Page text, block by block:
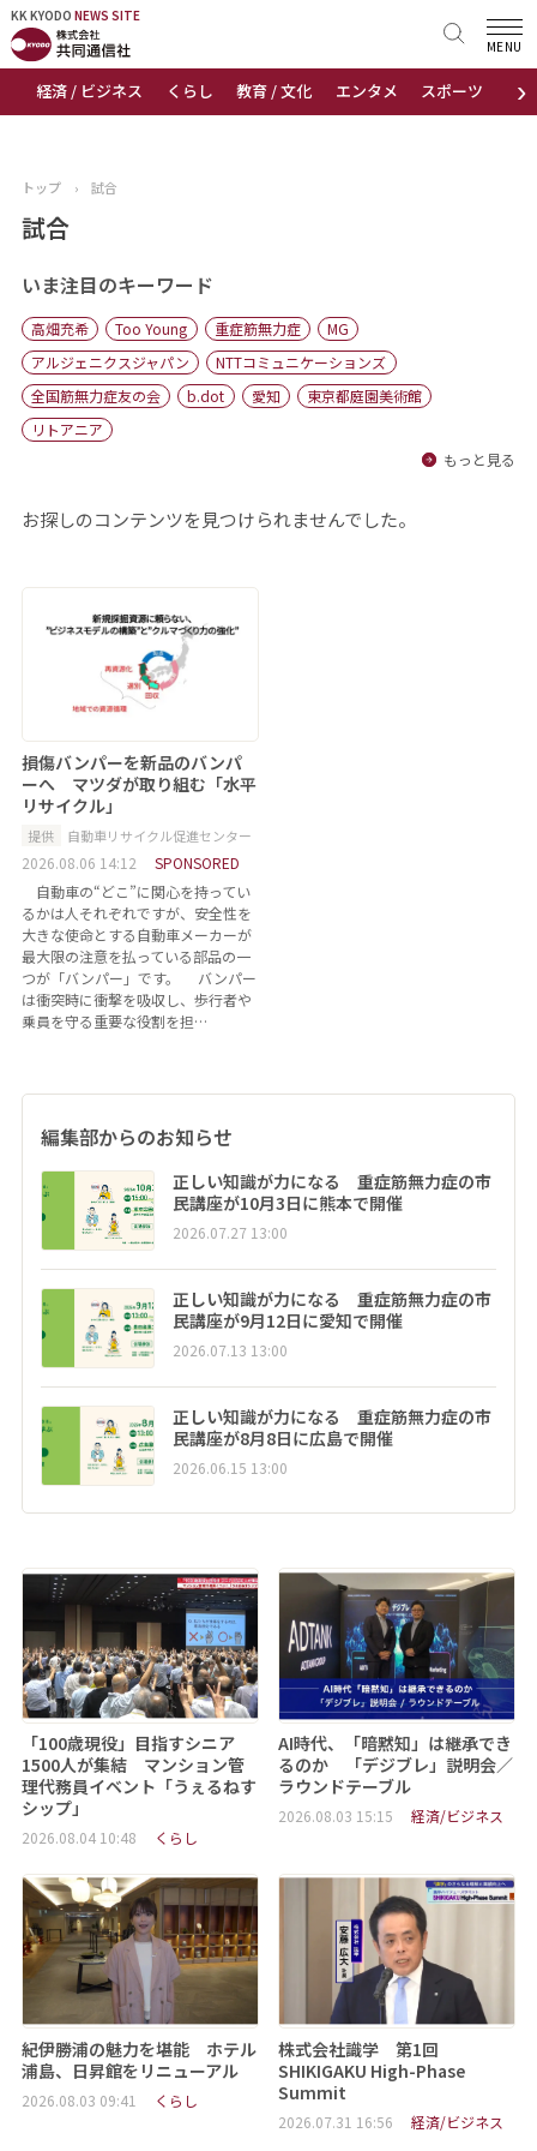
KK KYODO NEWS SITE
›
経済 / ビジネス くらし 教育 / 文化 エンタメ スポーツ 地域
MENU
KK KYODONEWS SITE
トップページ
ニュース
おすすめコンテンツ
出版物
会社概要
トップ › 試合
試合
いま注目のキーワード
高畑充希 Too Young 重症筋無力症
MG
アルジェニクスジャパン
NTTコミュニケーションズ
全国筋無力症友の会
b.dot 愛知
東京都庭園美術館
リトアニア
もっと見る
お探しのコンテンツを見つけられませんでした。
損傷バンパーを新品のバンパ
ーへ マツダが取り組む「水平
リサイクル」
提供 自動車リサイクル促進センター
2026.08.06 14:12
SPONSORED
自動車の“どこ”に関心を持ってい
るかは人それぞれですが、安全性を
大きな使命とする自動車メーカーが
最大限の注意を払っている部品の一
つが「バンパー」です。 バンパー
は衝突時に衝撃を吸収し、歩行者や
乗員を守る重要な役割を担…
編集部からのお知らせ
正しい知識が力になる 重症筋無力症の市
民講座が10月3日に熊本で開催
2026.07.27 13:00
正しい知識が力になる 重症筋無力症の市
民講座が9月12日に愛知で開催
2026.07.13 13:00
正しい知識が力になる 重症筋無力症の市
民講座が8月8日に広島で開催
2026.06.15 13:00
「100歳現役」目指すシニア
1500人が集結 マンション管
理代務員イベント「うぇるねす
シップ」
2026.08.04 10:48 くらし
AI時代、「暗黙知」は継承でき
るのか 「デジブレ」説明会／
ラウンドテーブル
2026.08.03 15:15 経済/ビジネス
紀伊勝浦の魅力を堪能 ホテル
浦島、日昇館をリニューアル
2026.08.03 09:41 くらし
株式会社識学 第1回
SHIKIGAKU High-Phase
Summit
2026.07.31 16:56 経済/ビジネス